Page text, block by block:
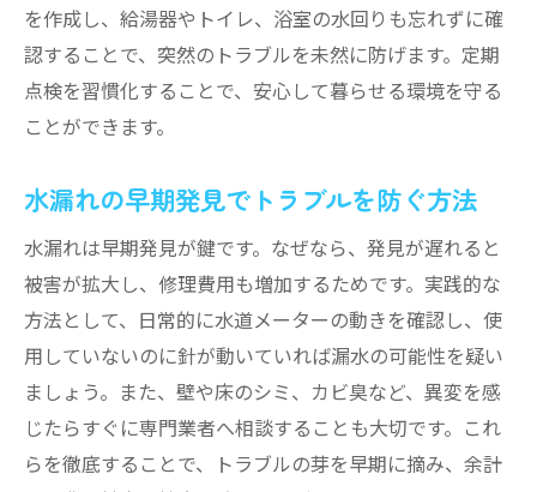
水漏れ相談時に伝えるべき情報まとめ
信頼できる水漏れ相談先の見極め方
専門業者と自治体のサポート活用法
水漏れトラブル時の迅速な相談体制を作る
水漏れ修理で後悔しないための準備方法
神戸市で水漏れトラブルを防ぐ実践術
修理後のトラブルを防ぐ確認ポイント
満足度の高い水漏れ修理業者の特徴
水漏れ修理後のメンテナンスと予防策
水漏れに強い安心な住まいを目指す方法
を作成し、給湯器やトイレ、浴室の水回りも忘れずに確
認することで、突然のトラブルを未然に防げます。定期
点検を習慣化することで、安心して暮らせる環境を守る
ことができます。
水漏れの早期発見でトラブルを防ぐ方法
水漏れは早期発見が鍵です。なぜなら、発見が遅れると
被害が拡大し、修理費用も増加するためです。実践的な
方法として、日常的に水道メーターの動きを確認し、使
用していないのに針が動いていれば漏水の可能性を疑い
ましょう。また、壁や床のシミ、カビ臭など、異変を感
じたらすぐに専門業者へ相談することも大切です。これ
らを徹底することで、トラブルの芽を早期に摘み、余計